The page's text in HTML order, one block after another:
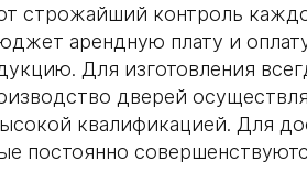
строжайший контроль
арендную плату и
Для изготовления
дверей
квалификацией. Для
постоянно